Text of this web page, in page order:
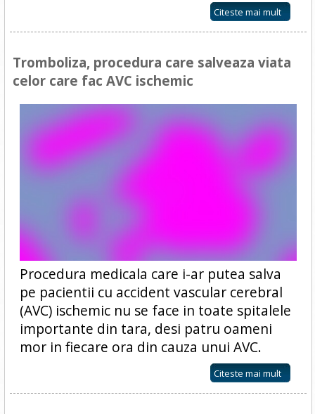
Citeste mai mult
Tromboliza, procedura care salveaza viata
celor care fac AVC ischemic
Procedura medicala care i-ar putea salva
pe pacientii cu accident vascular cerebral
(AVC) ischemic nu se face in toate spitalele
importante din tara, desi patru oameni
mor in fiecare ora din cauza unui AVC.
Citeste mai mult